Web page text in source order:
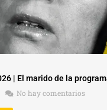
| El marido de la
No hay comentarios